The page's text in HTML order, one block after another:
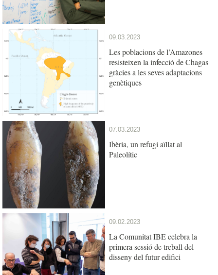
09.03.2023
Les poblacions de l’Amazones
resisteixen la infecció de Chagas
gràcies a les seves adaptacions
genètiques
07.03.2023
Ibèria, un refugi aïllat al
Paleolític
09.02.2023
La Comunitat IBE celebra la
primera sessió de treball del
disseny del futur edifici